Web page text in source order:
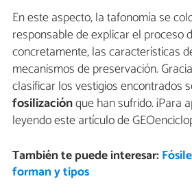
En este aspecto, la tafonomía se
responsable de explicar el proceso
concretamente, las características
mecanismos de preservación.
clasificar los vestigios encontrados
fosilizaciónque han sufrido. ¡Para
leyendo este artículo de
También te puede interesar:
forman y tipos